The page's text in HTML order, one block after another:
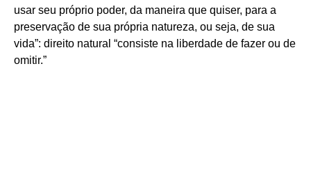
usar seu próprio poder, da maneira que quiser, para a
preservação de sua própria natureza, ou seja, de sua
vida”: direito natural “consiste na liberdade de fazer ou de
omitir.”